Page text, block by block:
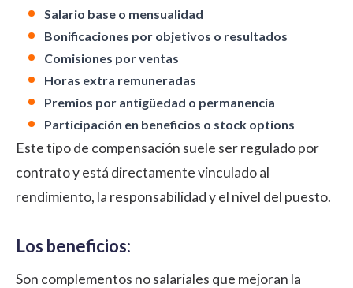
Salario base o mensualidad
Bonificaciones por objetivos o resultados
Comisiones por ventas
Horas extra remuneradas
Premios por antigüedad o permanencia
Participación en beneficios o stock options
Este tipo de compensación suele ser regulado por
contrato y está directamente vinculado al
rendimiento, la responsabilidad y el nivel del puesto.
Los beneficios:
Son complementos no salariales que mejoran la